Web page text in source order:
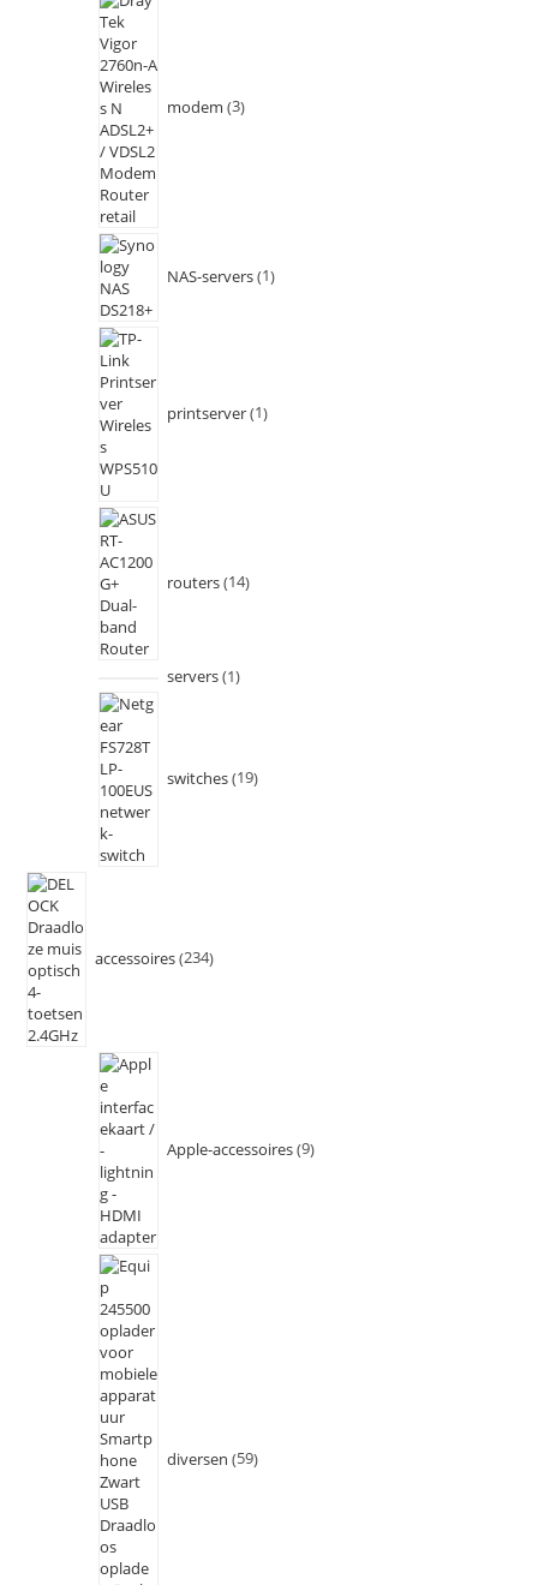
modem 3
NAS-servers 1
printserver 1
routers 14
servers 1
switches 19
accessoires 234
Apple-accessoires 9
diversen 59